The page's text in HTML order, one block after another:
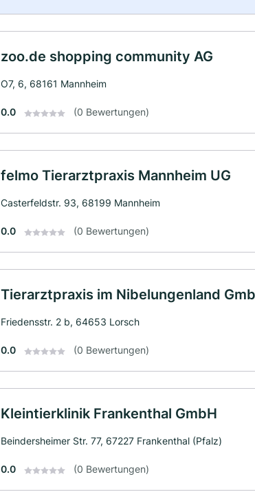
zoo.de shopping community AG
O7, 6, 68161 Mannheim
0.0 (0 Bewertungen)
felmo Tierarztpraxis Mannheim UG
Casterfeldstr. 93, 68199 Mannheim
0.0 (0 Bewertungen)
Tierarztpraxis im Nibelungenland
Friedensstr. 2 b, 64653 Lorsch
0.0 (0 Bewertungen)
Kleintierklinik Frankenthal GmbH
Beindersheimer Str. 77, 67227 Frankenthal (Pfalz)
0.0 (0 Bewertungen)